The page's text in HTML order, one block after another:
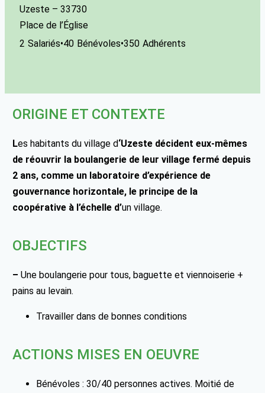
Uzeste – 33730
Place de l’Église
2 Salariés•40 Bénévoles•350 Adhérents
ORIGINE ET CONTEXTE
Les habitants du village d‘Uzeste décident eux-mêmes
de réouvrir la boulangerie de leur village fermé depuis
2 ans, comme un laboratoire d’expérience de
gouvernance horizontale, le principe de la
coopérative à l’échelle d’un village.
OBJECTIFS
–Une boulangerie pour tous, baguette et viennoiserie +
pains au levain.
Travailler dans de bonnes conditions
ACTIONS MISES EN OEUVRE
Bénévoles : 30/40 personnes actives. Moitié de